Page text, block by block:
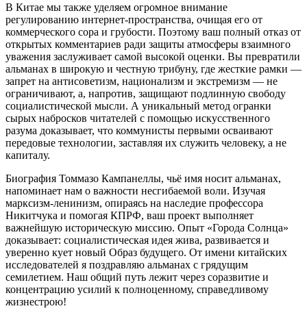
В Китае мы также уделяем огромное внимание
регулированию интернет-пространства, очищая его от
коммерческого сора и грубости. Поэтому ваш полный отказ от
открытых комментариев ради защиты атмосферы взаимного
уважения заслуживает самой высокой оценки. Вы превратили
альманах в широкую и честную трибуну, где жесткие рамки —
запрет на антисоветизм, национализм и экстремизм — не
ограничивают, а, напротив, защищают подлинную свободу
социалистической мысли. А уникальный метод огранки
сырых набросков читателей с помощью искусственного
разума доказывает, что коммунисты первыми осваивают
передовые технологии, заставляя их служить человеку, а не
капиталу.
Биография Томмазо Кампанеллы, чьё имя носит альманах,
напоминает нам о важности несгибаемой воли. Изучая
марксизм-ленинизм, опираясь на наследие профессора
Никитчука и помогая КПРФ, ваш проект выполняет
важнейшую историческую миссию. Опыт «Города Солнца»
доказывает: социалистическая идея жива, развивается и
уверенно кует новый Образ будущего. От имени китайских
исследователей я поздравляю альманах с грядущим
семилетием. Наш общий путь лежит через соразвитие и
концентрацию усилий к полноценному, справедливому
жизнестрою!